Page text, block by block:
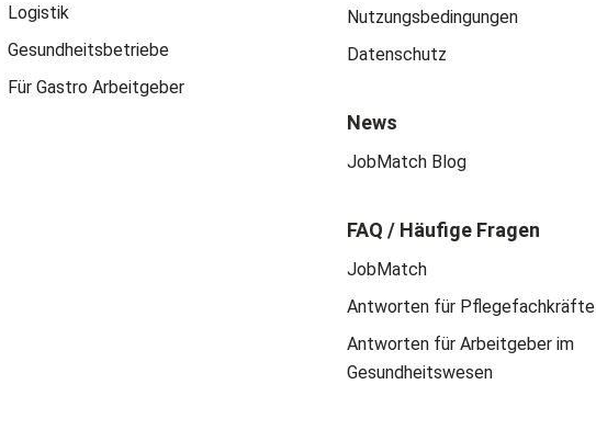
Logistik
Gesundheitsbetriebe
Für Gastro Arbeitgeber
Nutzungsbedingungen
Datenschutz
News
JobMatch Blog
FAQ / Häufige Fragen
JobMatch
Antworten für Pflegefachkräfte
Antworten für Arbeitgeber im
Gesundheitswesen